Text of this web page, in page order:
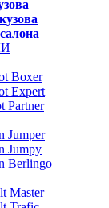
Boxer
Expert
Partner
Jumper
Jumpy
Berlingo
Master